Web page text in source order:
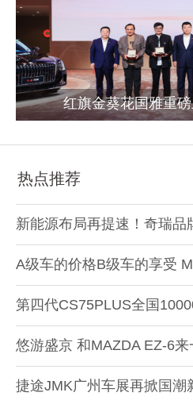
红旗金葵花国雅重
热点推荐
新能源布局再提速！奇瑞品
猎风、劲云概念车全球首秀
A级车的价格B级车的享受
闪耀广州车展
第四代CS75PLUS全国
会，长安BOSS携“五重豪礼
场！
悠游盛京 和MAZDA EZ-6来
旅
捷途JMK广州车展再掀国潮